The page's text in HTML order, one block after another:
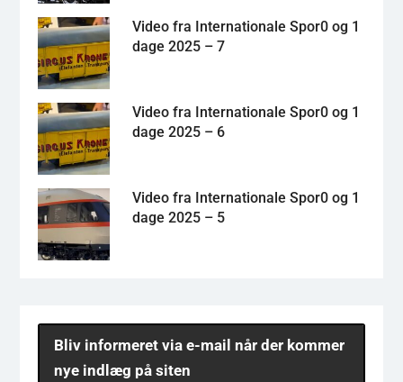
Video fra Internationale Spor0 og 1
dage 2025 – 7
Video fra Internationale Spor0 og 1
dage 2025 – 6
Video fra Internationale Spor0 og 1
dage 2025 – 5
Bliv informeret via e-mail når der kommer
nye indlæg på siten